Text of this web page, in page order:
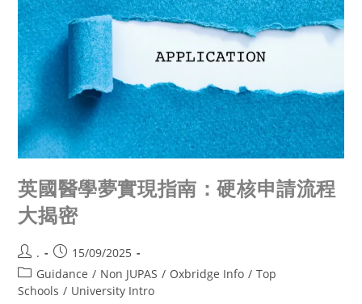
英國醫學夢實現指南：硬核申請流程
大揭密
.
15/09/2025
Guidance / Non JUPAS / Oxbridge Info / Top
Schools / University Intro